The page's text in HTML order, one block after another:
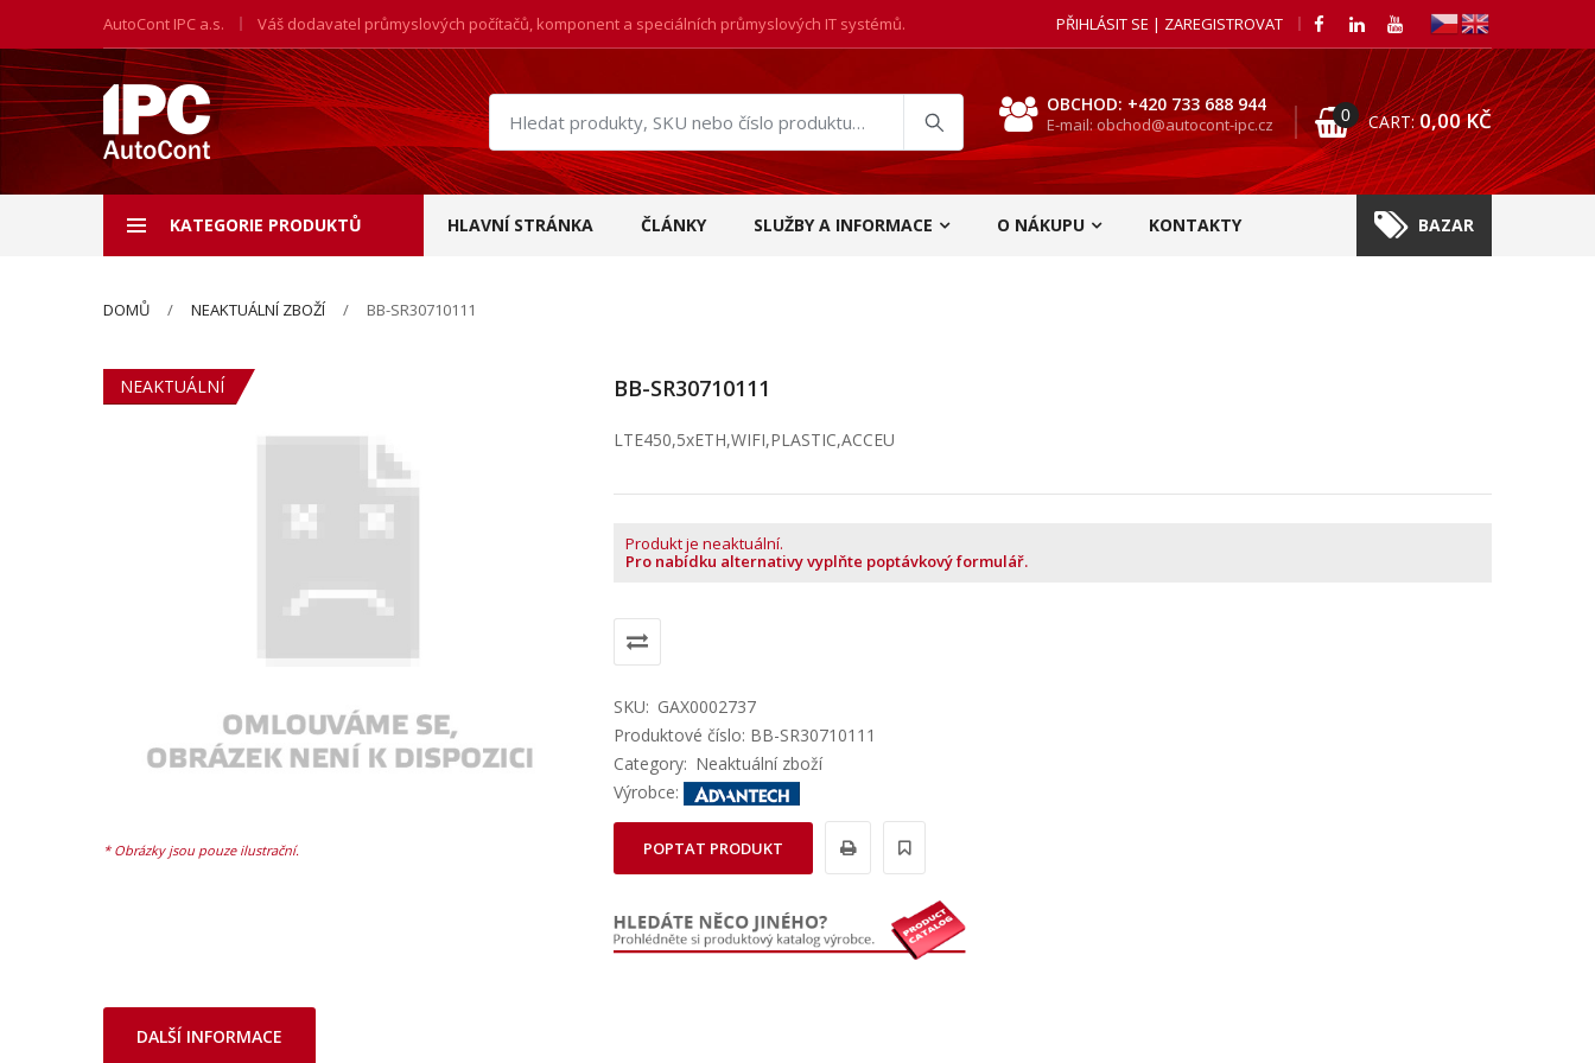
AutoCont IPC a.s. Váš dodavatel průmyslových počítačů, komponent a speciálních průmyslových IT systémů. PŘIHLÁSIT SE | ZAREGISTROVAT
Hledat
produkty
OBCHOD: +420 733 688 944
E-mail: obchod@autocont-ipc.cz 0 CART: 0,00KČ
KATEGORIE PRODUKTŮ HLAVNÍ STRÁNKA ČLÁNKY SLUŽBY A INFORMACE O NÁKUPU KONTAKTY BAZAR
DOMŮ NEAKTUÁLNÍ ZBOŽÍ BB-SR30710111
NEAKTUÁLNÍ BB-SR30710111
LTE450,5xETH,WIFI,PLASTIC,ACCEU
Produkt je neaktuální.
Pro nabídku alternativy vyplňte poptávkový formulář.
SKU: GAX0002737
Produktové číslo: BB-SR30710111
Category: Neaktuální zboží
Výrobce:
POPTAT PRODUKT
DALŠÍ INFORMACE